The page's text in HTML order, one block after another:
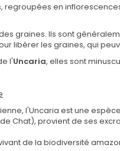
regroupées en
graines. Ils sont
libérer les graines, qui
l'Uncaria, elles sont
l'Uncaria est une
Chat), provient de ses
de la biodiversité